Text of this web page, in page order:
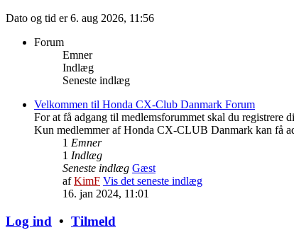
Dato og tid er 6. aug 2026, 11:56
Forum
Emner
Indlæg
Seneste indlæg
Velkommen til Honda CX-Club Danmark Forum
For at få adgang til medlemsforummet skal du registrere
Kun medlemmer af Honda CX-CLUB Danmark kan få
1 Emner
1 Indlæg
Seneste indlæg Gæst
afKimF Vis det seneste indlæg
16. jan 2024, 11:01
Log ind • Tilmeld